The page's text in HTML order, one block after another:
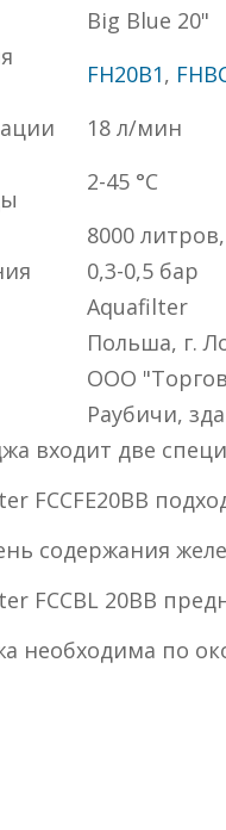
Big Blue 20"
FH20B1,
18 л/мин
2-45 °C
8000
0,3-0,5 бар
Aquafilter
Польша, г.
ООО
Раубичи,
входит две
FCCFE20BB
содержания
FCCBL 20BB
необходима по